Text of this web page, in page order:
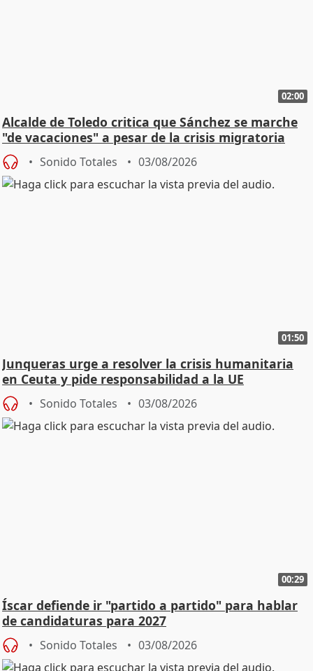
02:00
Alcalde de Toledo critica que Sánchez se marche
"de vacaciones" a pesar de la crisis migratoria
Sonido Totales 03/08/2026
01:50
Junqueras urge a resolver la crisis humanitaria
en Ceuta y pide responsabilidad a la UE
Sonido Totales 03/08/2026
00:29
Íscar defiende ir "partido a partido" para hablar
de candidaturas para 2027
Sonido Totales 03/08/2026